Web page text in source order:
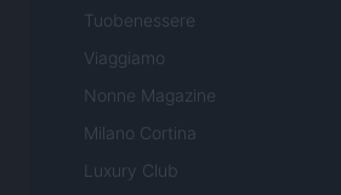
Tuobenessere
Viaggiamo
Nonne Magazine
Milano Cortina
Luxury Club